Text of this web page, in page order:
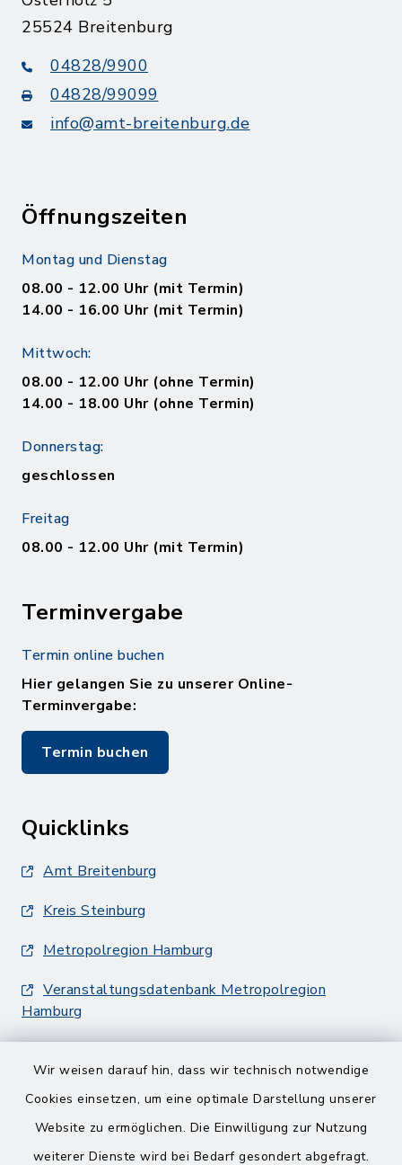
Wir weisen darauf hin, dass wir technisch notwendige
Cookies einsetzen, um eine optimale Darstellung unserer
Website zu ermöglichen. Die Einwilligung zur Nutzung
weiterer Dienste wird bei Bedarf gesondert abgefragt.
25524 Breitenburg
04828/9900
04828/99099
info@amt-breitenburg.de
Öffnungszeiten
Montag und Dienstag
08.00 - 12.00 Uhr (mit Termin)
14.00 - 16.00 Uhr (mit Termin)
Mittwoch:
08.00 - 12.00 Uhr (ohne Termin)
14.00 - 18.00 Uhr (ohne Termin)
Donnerstag:
geschlossen
Freitag
08.00 - 12.00 Uhr (mit Termin)
Terminvergabe
Termin online buchen
Hier gelangen Sie zu unserer Online-
Terminvergabe:
Termin buchen
Quicklinks
Amt Breitenburg
Kreis Steinburg
Metropolregion Hamburg
Veranstaltungsdatenbank Metropolregion
Hamburg